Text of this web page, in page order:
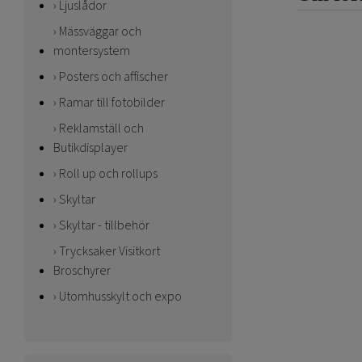
Ljuslådor
Mässväggar och
montersystem
Posters och affischer
Ramar till fotobilder
Reklamställ och
Butikdisplayer
Roll up och rollups
Skyltar
Skyltar - tillbehör
Trycksaker Visitkort
Broschyrer
Utomhusskylt och expo